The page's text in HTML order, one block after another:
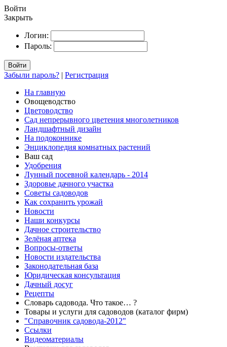
Войти
Закрыть
Логин:
Пароль:
Войти
Забыли пароль? | Регистрация
На главную
Овощеводство
Цветоводство
Сад непрерывного цветения многолетников
Ландшафтный дизайн
На подоконнике
Энциклопедия комнатных растений
Ваш сад
Удобрения
Лунный посевной календарь - 2014
Здоровье дачного участка
Советы садоводов
Как сохранить урожай
Новости
Наши конкурсы
Дачное строительство
Зелёная аптека
Вопросы-ответы
Новости издательства
Законодательная база
Юридическая консультация
Дачный досуг
Рецепты
Словарь садовода. Что такое… ?
Товары и услуги для садоводов (каталог фирм)
"Справочник садовода-2012"
Ссылки
Видеоматериалы